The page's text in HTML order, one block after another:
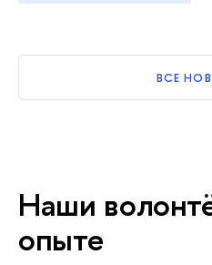
ВСЕ
Наши
опыте